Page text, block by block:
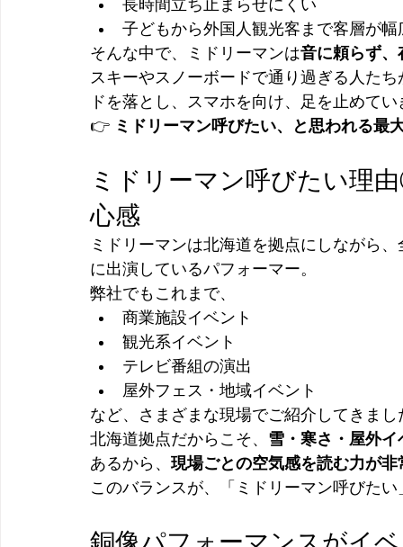
長時間立ち止まらせにくい
子どもから外国人観光客まで客層が幅
そんな中で、ミドリーマンは音に頼らず、
スキーやスノーボードで通り過ぎる人た
ドを落とし、スマホを向け、足を止めてい
👉 ミドリーマン呼びたい、と思われる最
ミドリーマン呼びたい理
心感
ミドリーマンは北海道を拠点にしながら
に出演しているパフォーマー。
弊社でもこれまで、
商業施設イベント
観光系イベント
テレビ番組の演出
屋外フェス・地域イベント
など、さまざまな現場でご紹介してきまし
北海道拠点だからこそ、 雪・寒さ・屋外
あるから、 現場ごとの空気感を読む力が非
このバランスが、「ミドリーマン呼びた